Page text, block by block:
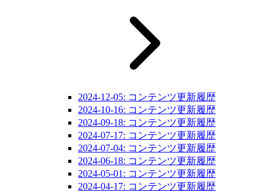
2024-12-05: コンテンツ更新履歴
2024-10-16: コンテンツ更新履歴
2024-09-18: コンテンツ更新履歴
2024-07-17: コンテンツ更新履歴
2024-07-04: コンテンツ更新履歴
2024-06-18: コンテンツ更新履歴
2024-05-01: コンテンツ更新履歴
2024-04-17: コンテンツ更新履歴